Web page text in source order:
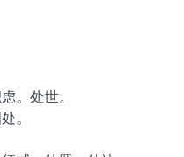
。处世。
。